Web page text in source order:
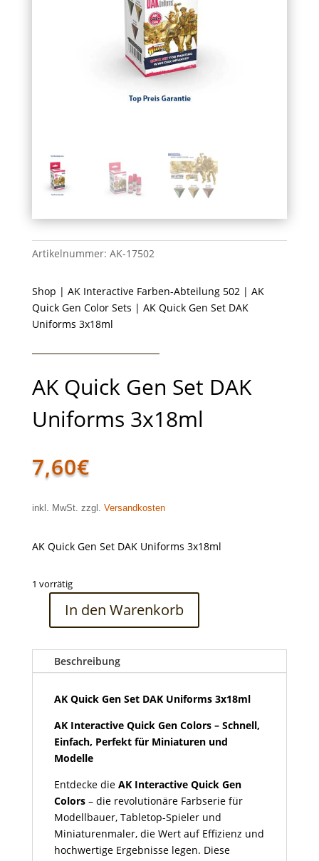
Artikelnummer: AK-17502
Shop | AK Interactive Farben-Abteilung 502| AK
Quick Gen Color Sets | AK Quick Gen Set DAK
Uniforms 3x18ml
AK Quick Gen Set DAK
Uniforms 3x18ml
7,60€
inkl. MwSt. zzgl. Versandkosten
AK Quick Gen Set DAK Uniforms 3x18ml
1 vorrätig
Gen
Uniforms
Menge
In den Warenkorb
Beschreibung
AK Quick Gen Set DAK Uniforms 3x18ml
AK Interactive Quick Gen Colors – Schnell,
Einfach, Perfekt für Miniaturen und
Modelle
Entdecke die AK Interactive Quick Gen
Colors– die revolutionäre Farbserie für
Modellbauer, Tabletop-Spieler und
Miniaturenmaler, die Wert auf Effizienz und
hochwertige Ergebnisse legen. Diese